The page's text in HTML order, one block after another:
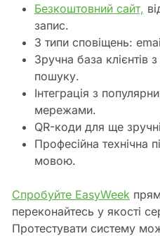
Безкоштовний сайт,
запис.
3 типи сповіщень:
Зручна база клієнтів
пошуку.
Інтеграція з
мережами.
QR-коди для ще
Професійна технічна
мовою.
Спробуйте EasyWeek
переконайтесь у якості
Протестувати систему